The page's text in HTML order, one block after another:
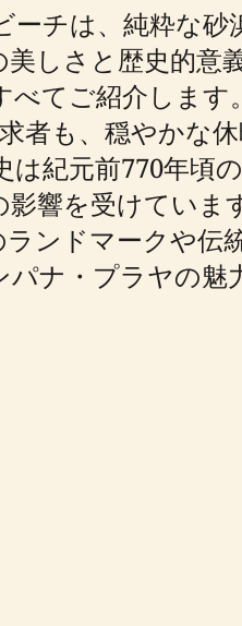
チは、純粋な砂
しさと歴史的意
てご紹介します。
者も、穏やかな
紀元前770年頃
響を受けていま
ンドマークや伝
ナ・プラヤの魅